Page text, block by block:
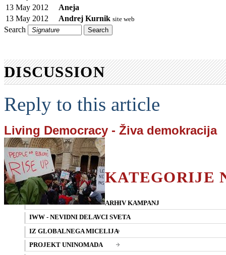
13 May 2012
Aneja
13 May 2012
Andrej Kurnik site web
Search
DISCUSSION
Reply to this article
Living Democracy - Živa demokracija
KATEGORIJE
ARHIV KAMPANJ
IWW - NEVIDNI DELAVCI SVETA
IZ GLOBALNEGA MICELIJA
PROJEKT UNINOMADA